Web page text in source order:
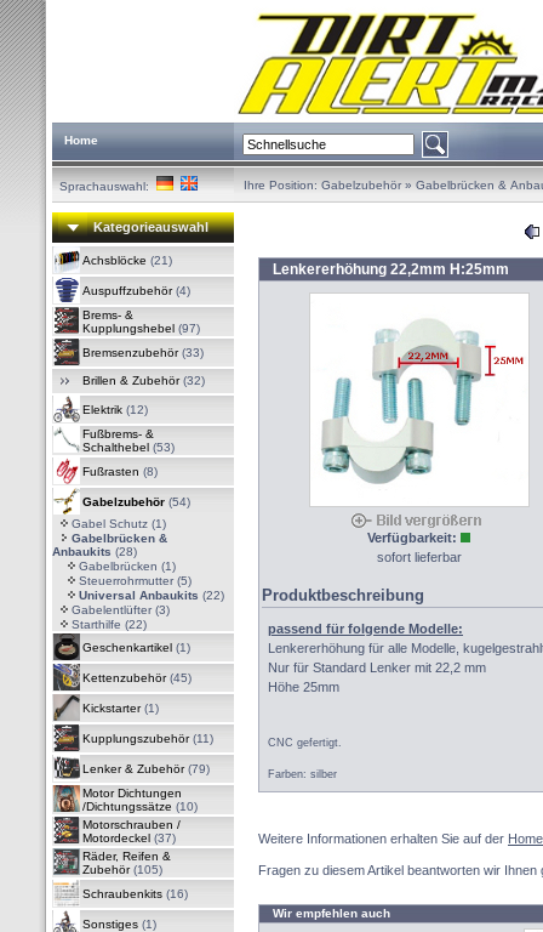
Home
Sprachauswahl: Ihre Position: Gabelzubehör» Gabelbrücken &
Kategorieauswahl
Achsblöcke (21)
Auspuffzubehör(4)
Brems- &
Kupplungshebel (97)
Bremsenzubehör(33)
Brillen & Zubehör(32)
Elektrik (12)
Fußbrems- &
Schalthebel (53)
Fußrasten (8)
Gabelzubehör (54)
Gabel Schutz (1)
Gabelbrücken &
Anbaukits (28)
Gabelbrücken (1)
Steuerrohrmutter (5)
Universal Anbaukits (22)
Gabelentlüfter (3)
Starthilfe (22)
Geschenkartikel (1)
Kettenzubehör(45)
Kickstarter(1)
Kupplungszubehör(11)
Lenker & Zubehör(79)
Motor Dichtungen
/Dichtungssätze (10)
Motorschrauben /
Motordeckel (37)
Räder, Reifen &
Zubehör(105)
Schraubenkits (16)
Sonstiges (1)
Lenkererhöhung 22,2mm H:25mm
Verfügbarkeit:
sofort lieferbar
Produktbeschreibung
passend für folgende Modelle:
Lenkererhöhung für alle Modelle,
Nur für Standard Lenker mit 22,2 mm
Höhe 25mm
CNC gefertigt.
Farben: silber
Weitere Informationen erhalten Sie auf der
Fragen zu diesem Artikel beantworten wir
Wir empfehlen auch